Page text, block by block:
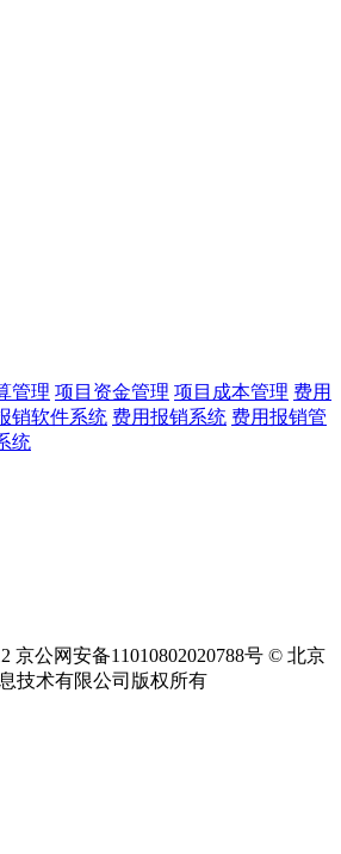
管理 项目资金管理 项目成本管理 费用
销软件系统 费用报销系统 费用报销管
统
京公网安备11010802020788号 © 北京
技术有限公司版权所有